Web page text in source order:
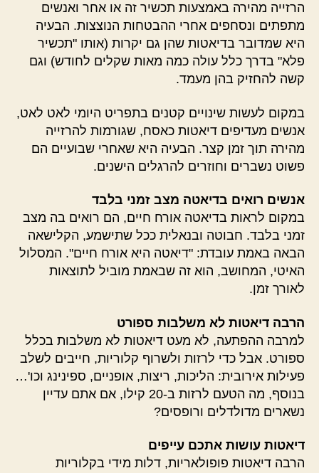
הרזייה מהירה באמצעות תכשיר זה או אחר ואנשים
מתפתים ונסחפים אחרי ההבטחות הנוצצות. הבעיה
היא שמדובר בדיאטות שהן גם יקרות (אותו "תכשיר
פלא" בדרך כלל עולה כמה מאות שקלים לחודש) וגם
קשה להחזיק בהן מעמד.
במקום לעשות שינויים קטנים בתפריט היומי לאט לאט,
אנשים מעדיפים דיאטות כאסח, שגורמות להרזייה
מהירה תוך זמן קצר. הבעיה היא שאחרי שבועיים הם
פשוט נשברים וחוזרים להרגלים הישנים.
אנשים רואים בדיאטה מצב זמני בלבד
במקום לראות בדיאטה אורח חיים, הם רואים בה מצב
זמני בלבד. חבוטה ובנאלית ככל שתישמע, הקלישאה
הבאה באמת עובדת: "דיאטה היא אורח חיים". המסלול
האיטי, המחושב, הוא זה שבאמת מוביל לתוצאות
לאורך זמן.
הרבה דיאטות לא משלבות ספורט
למרבה ההפתעה, לא מעט דיאטות לא משלבות בכלל
ספורט. אבל כדי לרזות ולשרוף קלוריות, חייבים לשלב
פעילות אירובית: הליכות, ריצות, אופניים, ספינינג וכו'…
בנוסף, מה הטעם לרזות ב-20 קילו, אם אתם עדיין
נשארים מדולדלים ורופסים?
דיאטות עושות אתכם עייפים
הרבה דיאטות פופולאריות, דלות מידי בקלוריות